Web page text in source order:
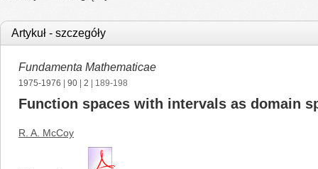
Artykuł - szczegóły
Fundamenta Mathematicae
1975-1976 90 2 | 189-198
Function spaces with intervals as domain
R. A. McCoy